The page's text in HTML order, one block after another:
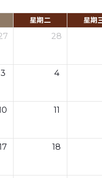
星期二 星期
28
3 4
11
18